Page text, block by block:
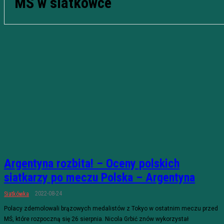
Argentyna rozbita! – Oceny polskich
siatkarzy po meczu Polska – Argentyna
Siatkówka 2022-08-24
Polacy zdemolowali brązowych medalistów z Tokyo w ostatnim meczu przed
MŚ, które rozpoczną się 26 sierpnia. Nicola Grbić znów wykorzystał